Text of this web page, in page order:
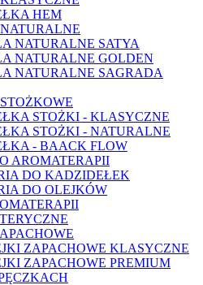
HEM
NATURALNE SATYA
NATURALNE GOLDEN
NATURALNE SAGRADA
STOŻKI - KLASYCZNE
STOŻKI - NATURALNE
- BAACK FLOW
AROMATERAPII
DO KADZIDEŁEK
DO OLEJKÓW
ZAPACHOWE KLASYCZNE
ZAPACHOWE PREMIUM